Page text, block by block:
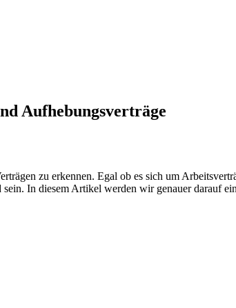
Aufhebungsverträge
zu erkennen. Egal ob es sich um
In diesem Artikel werden wir genauer darauf